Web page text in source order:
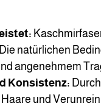
natürlichen
angenehmem
Konsistenz:
und